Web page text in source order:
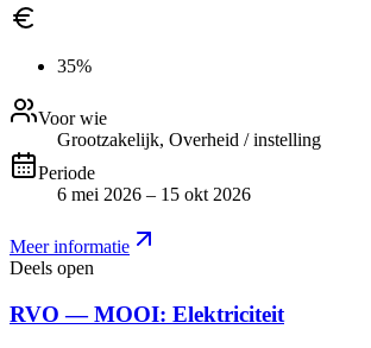
35%
Voor wie
Grootzakelijk, Overheid / instelling
Periode
6 mei 2026 – 15 okt 2026
Meer informatie
Deels open
RVO — MOOI: Elektriciteit